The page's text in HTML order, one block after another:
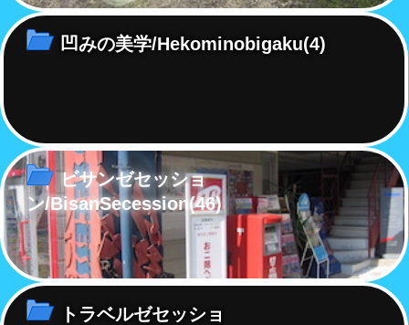
凹みの美学/Hekominobigaku(4)
ビサンゼセッショ
ン/BisanSecession(46)
トラベルゼセッショ